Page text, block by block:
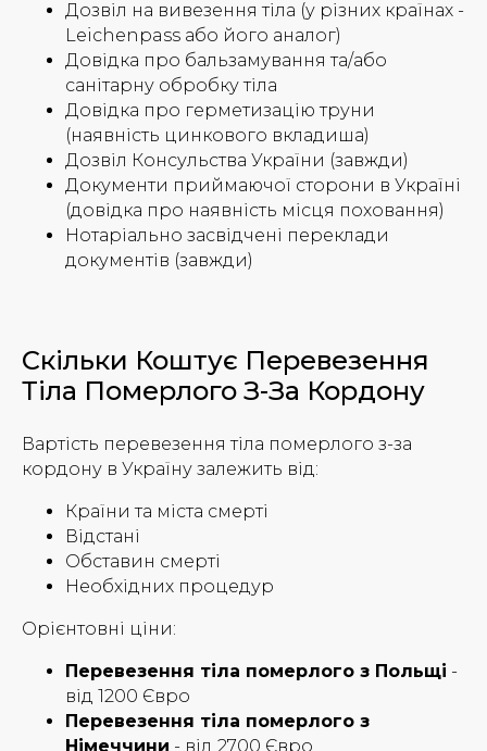
Дозвіл на вивезення тіла (у різних країнах -
Leichenpass або його аналог)
Довідка про бальзамування та/або
санітарну обробку тіла
Довідка про герметизацію труни
(наявність цинкового вкладиша)
Дозвіл Консульства України (завжди)
Документи приймаючої сторони в Україні
(довідка про наявність місця поховання)
Нотаріально засвідчені переклади
документів (завжди)
Скільки Коштує Перевезення
Тіла Померлого З-За Кордону
Вартість перевезення тіла померлого з-за
кордону в Україну залежить від:
Країни та міста смерті
Відстані
Обставин смерті
Необхідних процедур
Орієнтовні ціни:
Перевезення тіла померлого з Польщі -
від 1200 Євро
Перевезення тіла померлого з
Німеччини - від 2700 Євро